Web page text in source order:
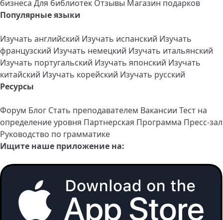
бизнеса Для библиотек Отзывы Магазин подарков
Популярные языки
Изучать английский Изучать испанский Изучать
французский Изучать немецкий Изучать итальянский
Изучать португальский Изучать японский Изучать
китайский Изучать корейский Изучать русский
Ресурсы
Форум Блог Стать преподавателем Вакансии Тест на
определение уровня Партнерская Программа Пресс-зал
Руководство по грамматике
Ищите наше приложение на: